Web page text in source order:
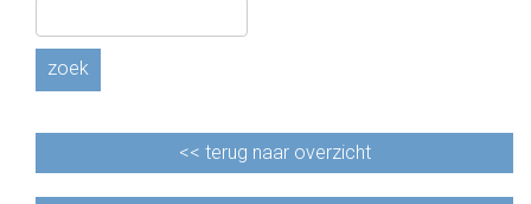
zoek
<< terug naar overzicht